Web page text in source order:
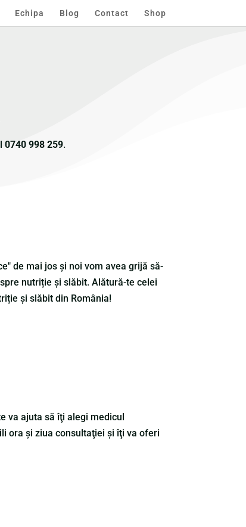
Echipa Blog Contact Shop
0740 998 259.
de mai jos și noi vom avea grijă să-
nutriție și slăbit. Alătură-te celei
și slăbit din România!
va ajuta să îţi alegi medicul
ora şi ziua consultaţiei şi îţi va oferi